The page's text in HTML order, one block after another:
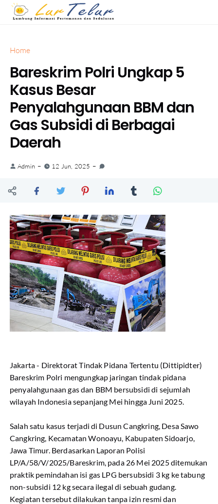
Home
Bareskrim Polri Ungkap 5
Kasus Besar
Penyalahgunaan BBM dan
Gas Subsidi di Berbagai
Daerah
Admin 12 Jun, 2025
Jakarta - Direktorat Tindak Pidana Tertentu (Dittipidter)
Bareskrim Polri mengungkap jaringan tindak pidana
penyalahgunaan gas dan BBM bersubsidi di sejumlah
wilayah Indonesia sepanjang Mei hingga Juni 2025.
Salah satu kasus terjadi di Dusun Cangkring, Desa Sawo
Cangkring, Kecamatan Wonoayu, Kabupaten Sidoarjo,
Jawa Timur. Berdasarkan Laporan Polisi
LP/A/58/V/2025/Bareskrim, pada 26 Mei 2025 ditemukan
praktik pemindahan isi gas LPG bersubsidi 3 kg ke tabung
non-subsidi 12 kg secara ilegal di sebuah gudang.
Kegiatan tersebut dilakukan tanpa izin resmi dan